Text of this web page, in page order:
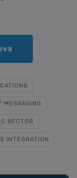
MESSAGING
SECTOR
INTEGRATION